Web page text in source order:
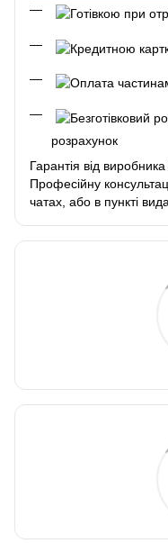
розрахунок
Гарантія від виробника
Професійну
чатах, або в пункті